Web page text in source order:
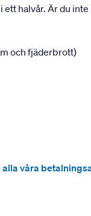
halvår. Är du
och fjäderbrott)
alla våra